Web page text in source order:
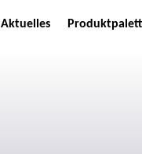
Aktuelles